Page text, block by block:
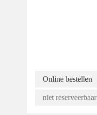
Online bestellen
niet reserveerbaar